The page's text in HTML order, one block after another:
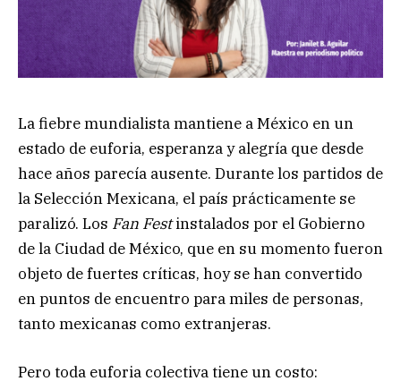
La fiebre mundialista mantiene a México en un
estado de euforia, esperanza y alegría que desde
hace años parecía ausente. Durante los partidos de
la Selección Mexicana, el país prácticamente se
paralizó. Los Fan Festinstalados por el Gobierno
de la Ciudad de México, que en su momento fueron
objeto de fuertes críticas, hoy se han convertido
en puntos de encuentro para miles de personas,
tanto mexicanas como extranjeras.
Pero toda euforia colectiva tiene un costo: